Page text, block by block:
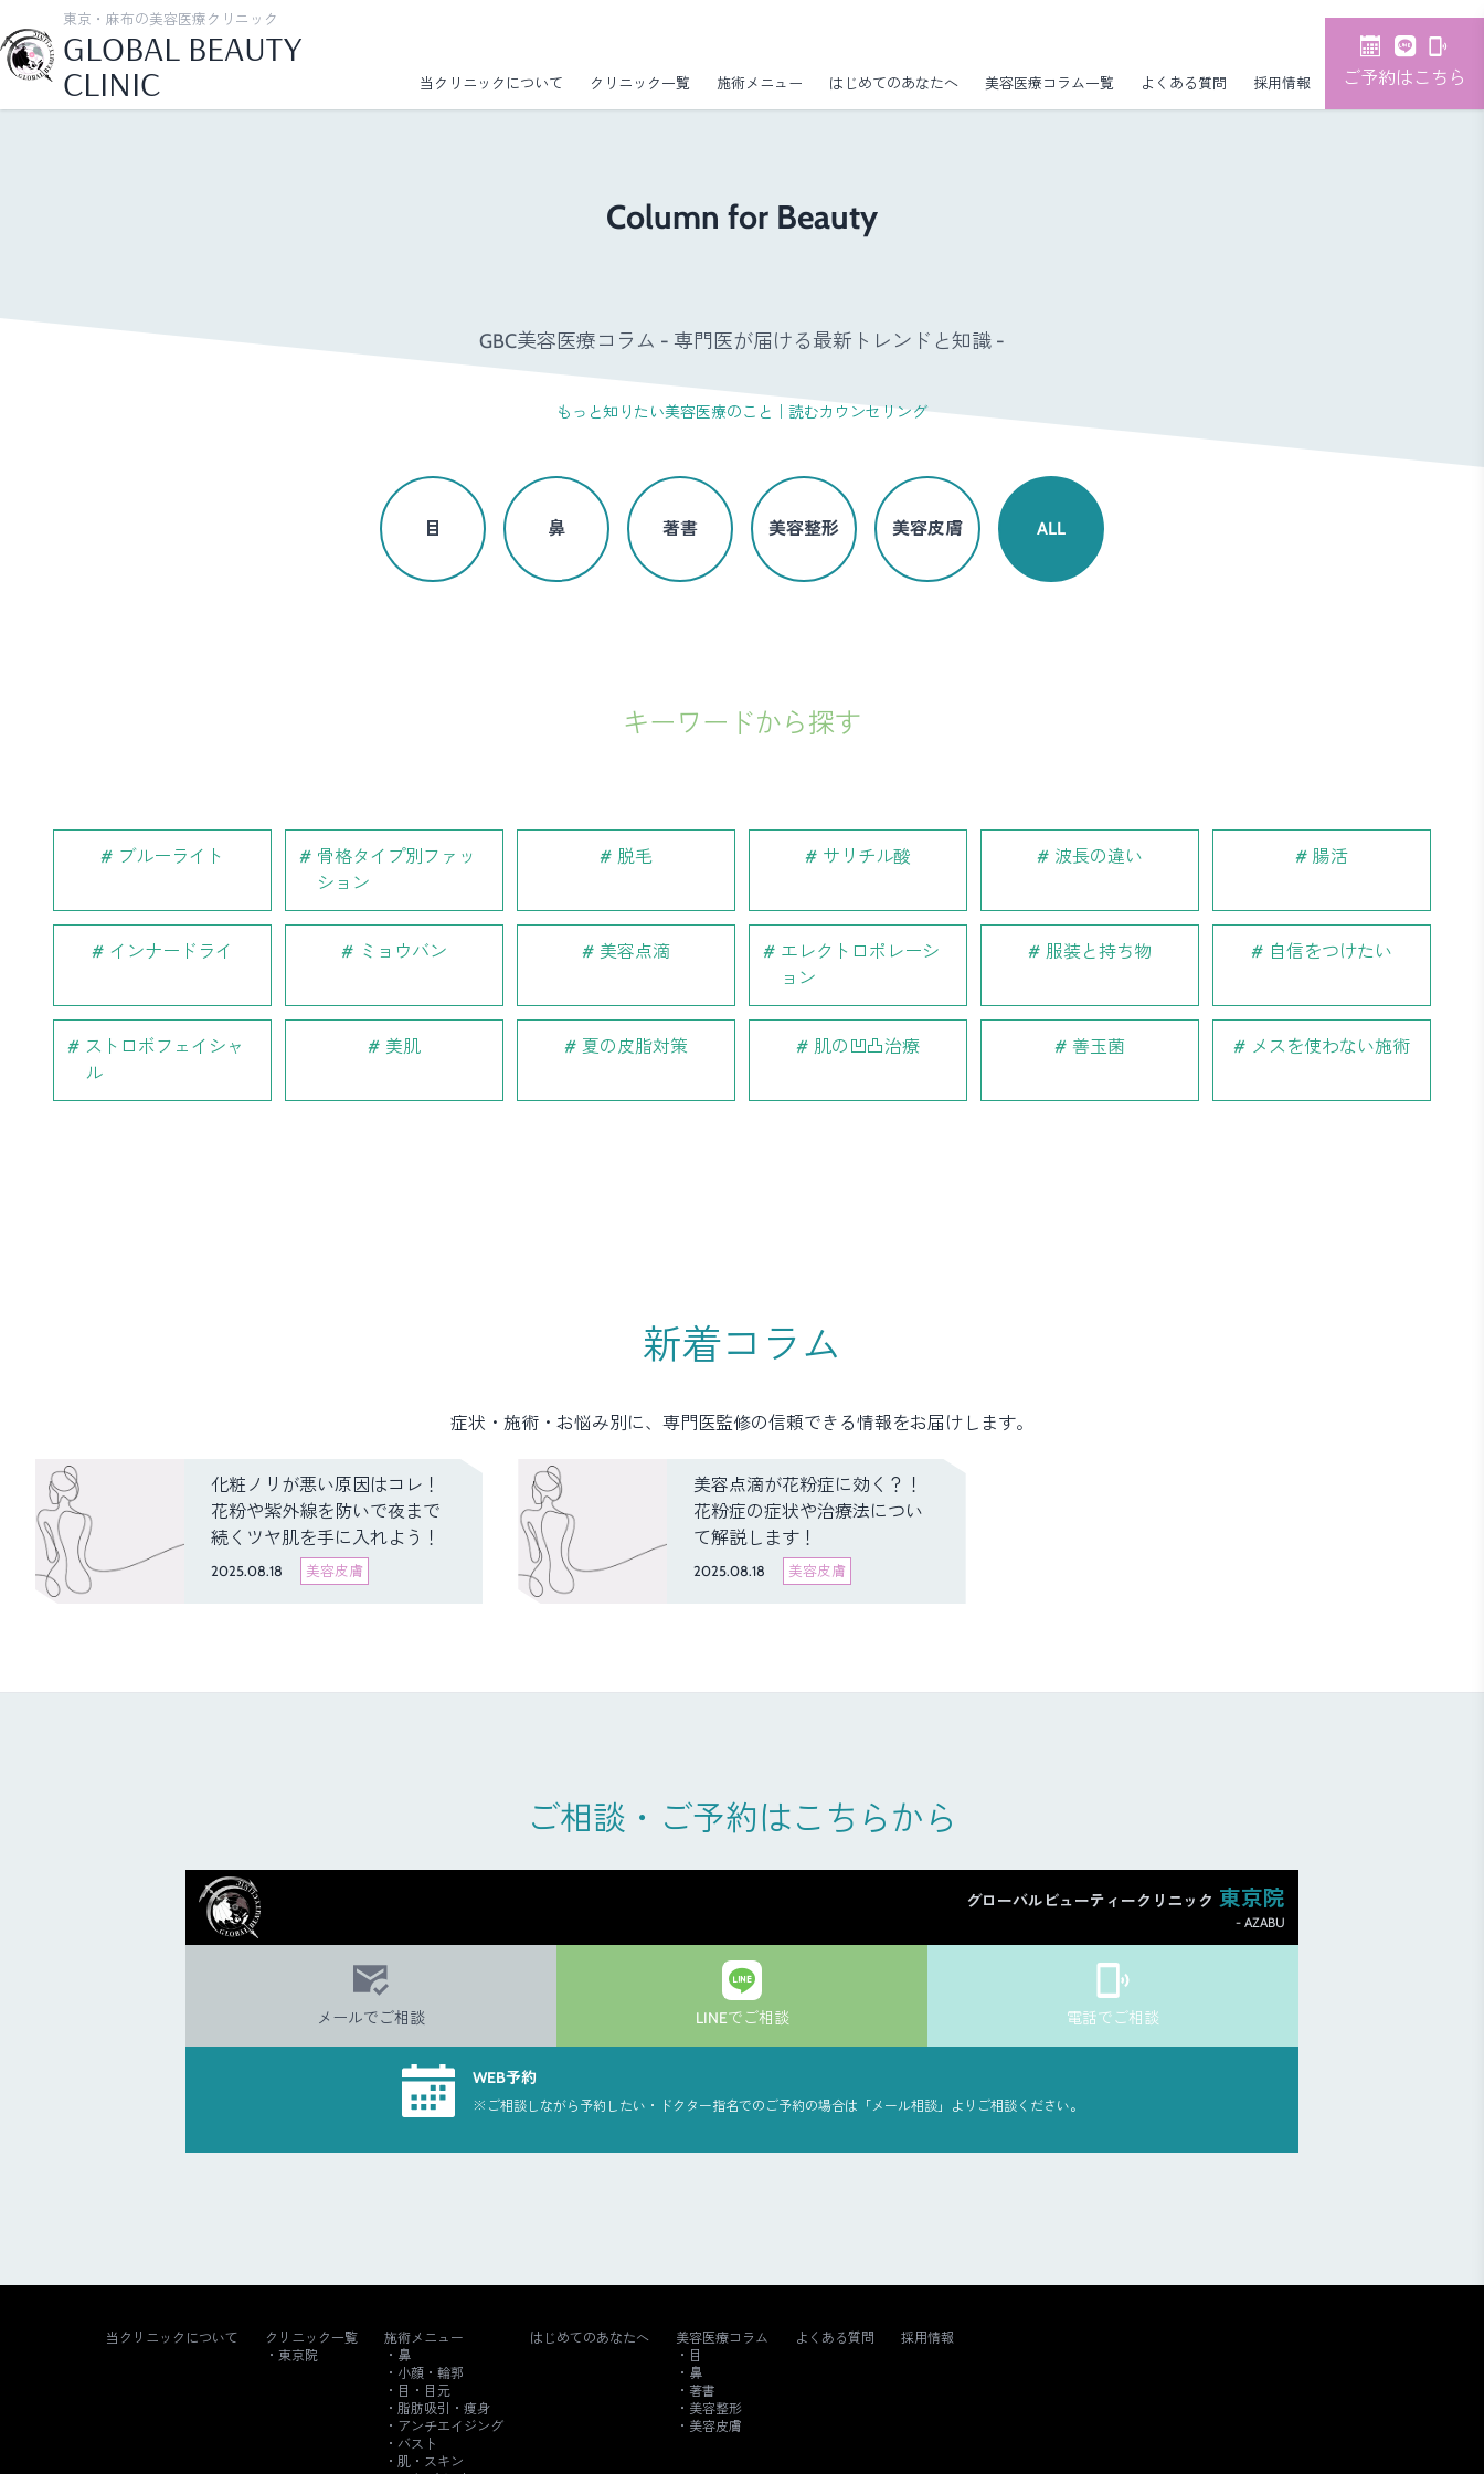
東京・麻布の美容医療クリニック
GLOBAL BEAUTY
CLINIC
当クリニックについて クリニック一覧 施術メニュー はじめてのあなたへ 美容医療コラム一覧 よくある質問 採用情報 ご予約はこちら
Column for Beauty
GBC美容医療コラム - 専門医が届ける最新トレンドと知識 -
もっと知りたい美容医療のこと｜読むカウンセリング
目 鼻 著書 美容整形 美容皮膚 ALL
キーワードから探す
ブルーライト
骨格タイプ別ファッ
ション
脱毛 サリチル酸 波長の違い 腸活
インナードライ ミョウバン 美容点滴
エレクトロポレーシ
ョン
服装と持ち物 自信をつけたい
ストロボフェイシャ
ル
美肌 夏の皮脂対策 肌の凹凸治療 善玉菌 メスを使わない施術
新着コラム
症状・施術・お悩み別に、専門医監修の信頼できる情報をお届けします。
化粧ノリが悪い原因はコレ！
花粉や紫外線を防いで夜まで
続くツヤ肌を手に入れよう！
2025.08.18 美容皮膚
美容点滴が花粉症に効く？！
花粉症の症状や治療法につい
て解説します！
2025.08.18 美容皮膚
ご相談・ご予約はこちらから
グローバルビューティークリニック 東京院
- AZABU
メールでご相談 LINEでご相談 電話でご相談
WEB予約
※ご相談しながら予約したい・ドクター指名でのご予約の場合は「メール相談」よりご相談ください。
当クリニックについて
クリニック一覧
東京院
施術メニュー
鼻
小顔・輪郭
目・目元
脂肪吸引・痩身
アンチエイジング
バスト
肌・スキン
はじめてのあなたへ
美容医療コラム
目
鼻
著書
美容整形
美容皮膚
よくある質問 採用情報